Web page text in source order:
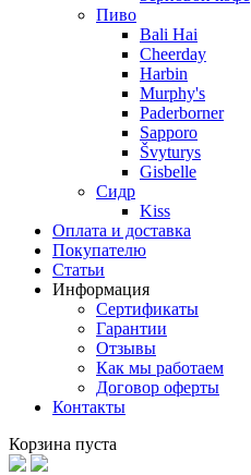
Пиво
Bali Hai
Cheerday
Harbin
Murphy's
Paderborner
Sapporo
Švyturys
Gisbelle
Сидр
Kiss
Оплата и доставка
Покупателю
Статьи
Информация
Сертификаты
Гарантии
Отзывы
Как мы работаем
Договор оферты
Контакты
Корзина пуста